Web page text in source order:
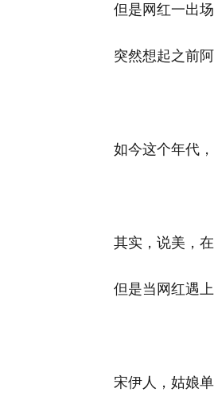
但是网红一出
突然想起之前
如今这个年代
其实，说美，
但是当网红遇
宋伊人，姑娘